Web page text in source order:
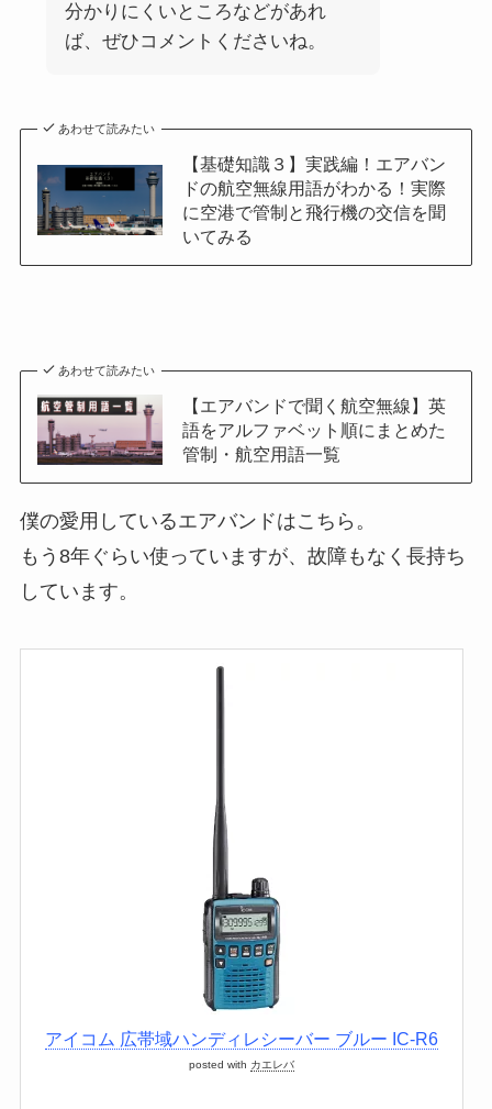
分かりにくいところなどがあれ
ば、ぜひコメントくださいね。
あわせて読みたい
【基礎知識３】実践編！エアバン
ドの航空無線用語がわかる！実際
に空港で管制と飛行機の交信を聞
いてみる
あわせて読みたい
【エアバンドで聞く航空無線】英
語をアルファベット順にまとめた
管制・航空用語一覧
僕の愛用しているエアバンドはこちら。
もう8年ぐらい使っていますが、故障もなく長持ち
しています。
アイコム 広帯域ハンディレシーバー ブルー IC-R6
posted with カエレバ